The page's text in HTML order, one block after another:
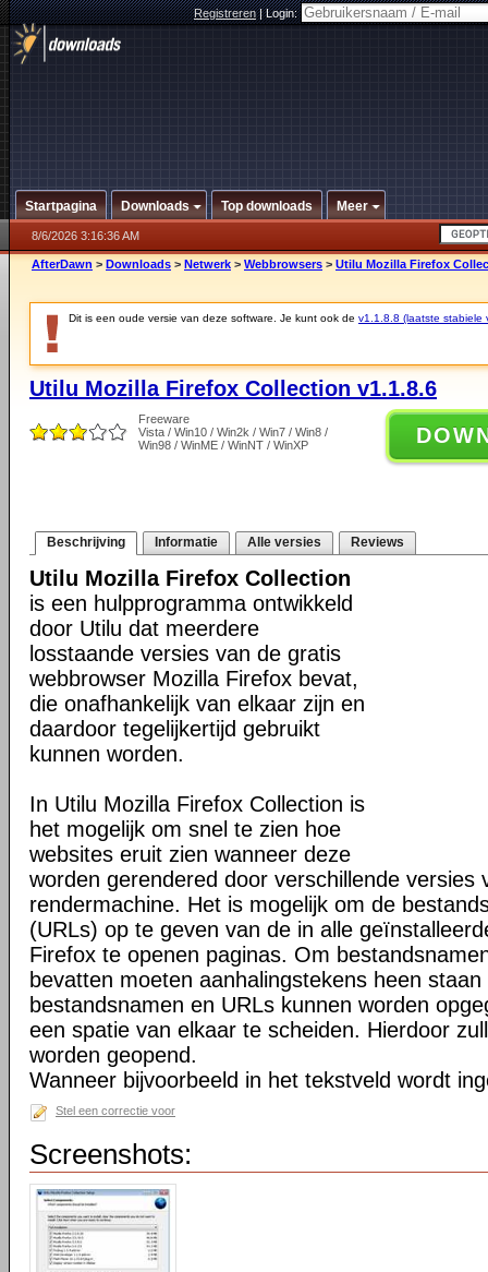
Registreren|Login:
Startpagina Downloads Top downloads Meer
8/6/2026 3:16:36 AM
AfterDawn > Downloads > Netwerk > Webbrowsers > Utilu Mozilla Firefox
Dit is een oude versie van deze software. Je kunt ook de v1.1.8.8 (laatste stabiele
Utilu Mozilla Firefox Collection v1.1.8.6
Freeware
Vista / Win10 / Win2k / Win7 / Win8 /
Win98 / WinME / WinNT / WinXP
Beschrijving Informatie Alle versies Reviews
Utilu Mozilla Firefox Collection
is een hulpprogramma ontwikkeld
door Utilu dat meerdere
losstaande versies van de gratis
webbrowser Mozilla Firefox bevat,
die onafhankelijk van elkaar zijn en
daardoor tegelijkertijd gebruikt
kunnen worden.
In Utilu Mozilla Firefox Collection is
het mogelijk om snel te zien hoe
websites eruit zien wanneer deze
worden gerendered door verschillende versies
rendermachine. Het is mogelijk om de
(URLs) op te geven van de in alle
Firefox te openen paginas. Om
bevatten moeten aanhalingstekens heen
bestandsnamen en URLs kunnen worden
een spatie van elkaar te scheiden. Hierdoor
worden geopend.
Wanneer bijvoorbeeld in het tekstveld wordt
Stel een correctie voor
Screenshots: